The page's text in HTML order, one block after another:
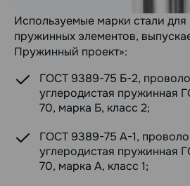
Используемые марки стали для
пружинных элементов,
Пружинный проект»:
ГОСТ 9389-75 Б-2,
углеродистая пружинная
70, марка Б, класс 2;
ГОСТ 9389-75 А-1,
углеродистая пружинная
70, марка А, класс 1;